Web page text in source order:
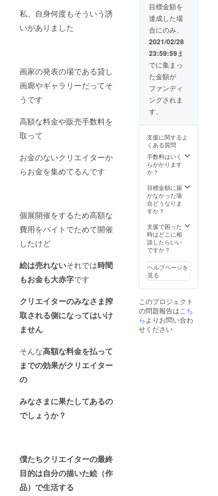
私、自身何度もそういう誘
いがありました
画家の発表の場である貸し
画廊やギャラリーだってそ
うです
高額な料金や販売手数料を
取って
お金のないクリエイターか
らお金を集めてるんです
個展開催をするため高額な
費用をバイトでためて開催
したけど
絵は売れないそれでは時間
もお金も大赤字です
クリエイターのみなさま搾
取される側になってはいけ
ません
そんな高額な料金を払って
までの効果がクリエイター
の
みなさまに果たしてあるの
でしょうか？
僕たちクリエイターの最終
目的は自分の描いた絵（作
品）で生活する
レー
ターハ
ンドメ
イド作
家など
夢に向
かって
頑張っ
ている
あなた
の作品
を丸々1
ページ
伝いた
す。
目標金額を
達成した場
合にのみ、
2021/02/28
23:59:59ま
でに集まっ
た金額が
ファンディ
ングされま
す。
支援に関するよ
くある質問
手数料はいく
らかかります
か？
目標金額に届
かなかった場
合どうなりま
すか？
支援で困った
時はどこに相
談したらいい
ですか？
ヘルプページを
見る
このプロジェクト
の問題報告はこち
ら よりお問い合わ
せください